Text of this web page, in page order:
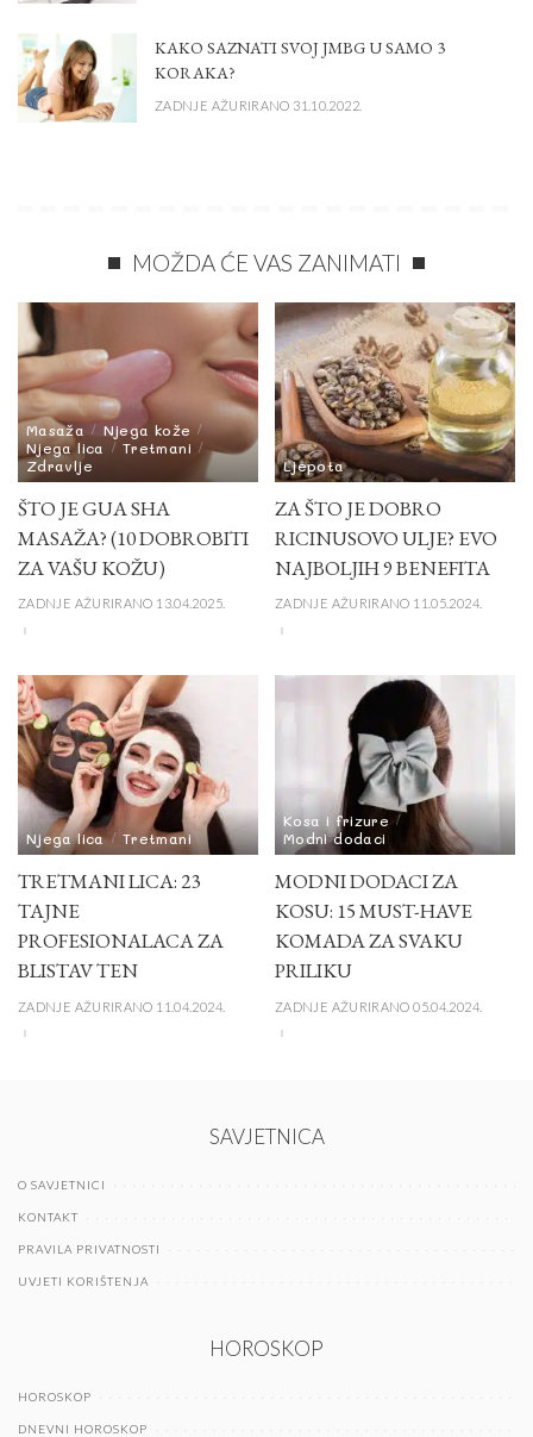
KAKO SAZNATI SVOJ JMBG U SAMO 3
KORAKA?
ZADNJE AŽURIRANO 31.10.2022.
MOŽDA ĆE VAS ZANIMATI
Masaža
Njega kože
Njega lica
Tretmani
Zdravlje
ŠTO JE GUA SHA
MASAŽA? (10 DOBROBITI
ZA VAŠU KOŽU)
ZADNJE AŽURIRANO 13.04.2025.
Ljepota
ZA ŠTO JE DOBRO
RICINUSOVO ULJE? EVO
NAJBOLJIH 9 BENEFITA
ZADNJE AŽURIRANO 11.05.2024.
Njega lica Tretmani
TRETMANI LICA: 23
TAJNE
PROFESIONALACA ZA
BLISTAV TEN
ZADNJE AŽURIRANO 11.04.2024.
Kosa i frizure
Modni dodaci
MODNI DODACI ZA
KOSU: 15 MUST-HAVE
KOMADA ZA SVAKU
PRILIKU
ZADNJE AŽURIRANO 05.04.2024.
SAVJETNICA
O SAVJETNICI
KONTAKT
PRAVILA PRIVATNOSTI
UVJETI KORIŠTENJA
HOROSKOP
HOROSKOP
DNEVNI HOROSKOP